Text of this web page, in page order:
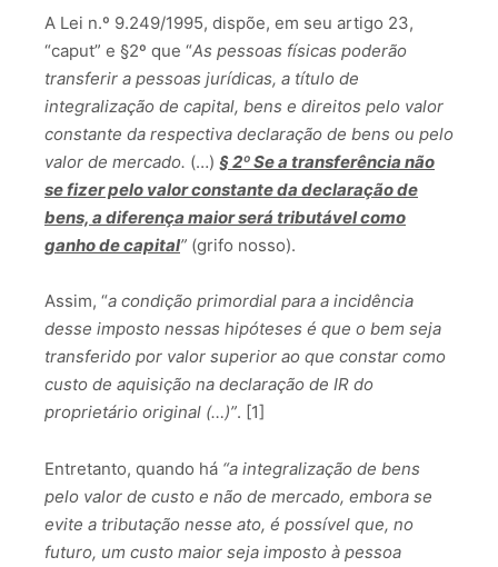
A Lei n.º 9.249/1995, dispõe, em seu artigo 23,
“caput” e §2º que “As pessoas físicas poderão
transferir a pessoas jurídicas, a título de
integralização de capital, bens e direitos pelo valor
constante da respectiva declaração de bens ou pelo
valor de mercado. (…) § 2º Se a transferência não
se fizer pelo valor constante da declaração de
bens, a diferença maior será tributável como
ganho de capital” (grifo nosso).
Assim, “a condição primordial para a incidência
desse imposto nessas hipóteses é que o bem seja
transferido por valor superior ao que constar como
custo de aquisição na declaração de IR do
proprietário original (…)”. [1]
Entretanto, quando há “a integralização de bens
pelo valor de custo e não de mercado, embora se
evite a tributação nesse ato, é possível que, no
futuro, um custo maior seja imposto à pessoa